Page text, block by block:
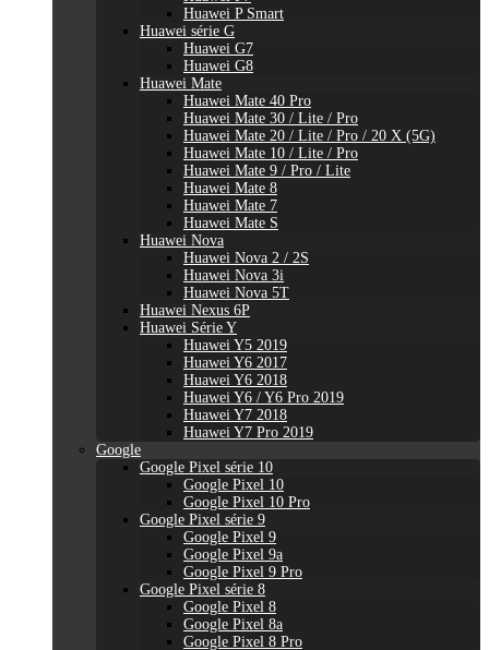
Huawei P Smart
Huawei série G
Huawei G7
Huawei G8
Huawei Mate
Huawei Mate 40 Pro
Huawei Mate 30 / Lite / Pro
Huawei Mate 20 / Lite / Pro / 20 X (5G)
Huawei Mate 10 / Lite / Pro
Huawei Mate 9 / Pro / Lite
Huawei Mate 8
Huawei Mate 7
Huawei Mate S
Huawei Nova
Huawei Nova 2 / 2S
Huawei Nova 3i
Huawei Nova 5T
Huawei Nexus 6P
Huawei Série Y
Huawei Y5 2019
Huawei Y6 2017
Huawei Y6 2018
Huawei Y6 / Y6 Pro 2019
Huawei Y7 2018
Huawei Y7 Pro 2019
Google
Google Pixel série 10
Google Pixel 10
Google Pixel 10 Pro
Google Pixel série 9
Google Pixel 9
Google Pixel 9a
Google Pixel 9 Pro
Google Pixel série 8
Google Pixel 8
Google Pixel 8a
Google Pixel 8 Pro